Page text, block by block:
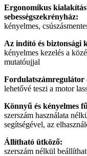
Ergonomikus
sebességszekrényház:
kényelmes,
Az indító és biztonsági
kényelmes kezelés a
mutatóujjal
Fordulatszámregulátor
lehetővé teszi a motor
Könnyű és kényelmes
szerszám használata
segítségével, az
Állítható ütköző:
szerszám nélkül